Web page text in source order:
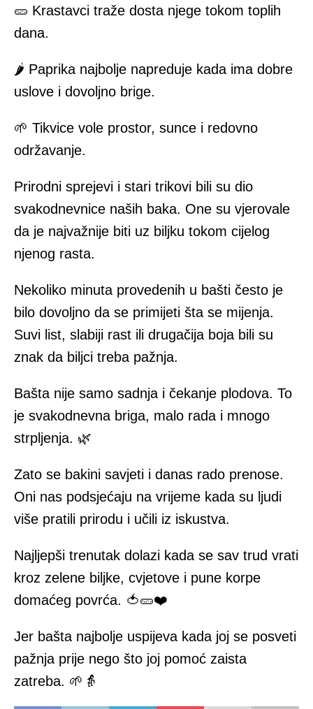
🥒 Krastavci traže dosta njege tokom toplih
dana.
🌶 Paprika najbolje napreduje kada ima dobre
uslove i dovoljno brige.
🌱 Tikvice vole prostor, sunce i redovno
održavanje.
Prirodni sprejevi i stari trikovi bili su dio
svakodnevnice naših baka. One su vjerovale
da je najvažnije biti uz biljku tokom cijelog
njenog rasta.
Nekoliko minuta provedenih u bašti često je
bilo dovoljno da se primijeti šta se mijenja.
Suvi list, slabiji rast ili drugačija boja bili su
znak da biljci treba pažnja.
Bašta nije samo sadnja i čekanje plodova. To
je svakodnevna briga, malo rada i mnogo
strpljenja. 🌿
Zato se bakini savjeti i danas rado prenose.
Oni nas podsjećaju na vrijeme kada su ljudi
više pratili prirodu i učili iz iskustva.
Najljepši trenutak dolazi kada se sav trud vrati
kroz zelene biljke, cvjetove i pune korpe
domaćeg povrća. 🍅🥒❤️
Jer bašta najbolje uspijeva kada joj se posveti
pažnja prije nego što joj pomoć zaista
zatreba. 🌱👵